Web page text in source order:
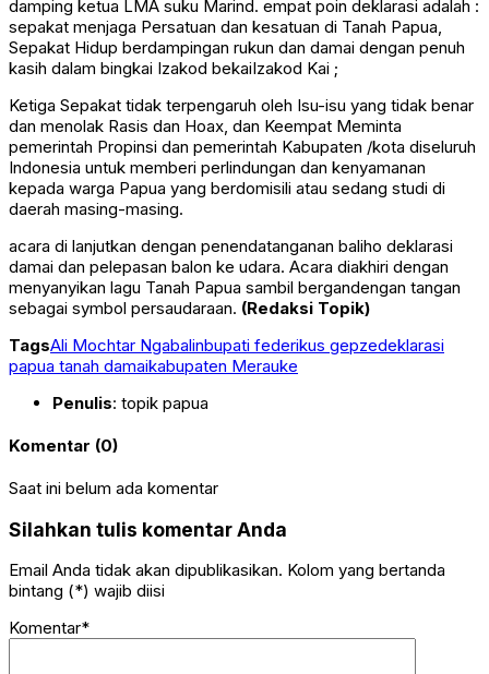
damping ketua LMA suku Marind. empat poin deklarasi adalah :
sepakat menjaga Persatuan dan kesatuan di Tanah Papua,
Sepakat Hidup berdampingan rukun dan damai dengan penuh
kasih dalam bingkai Izakod bekaiIzakod Kai ;
Ketiga Sepakat tidak terpengaruh oleh Isu-isu yang tidak benar
dan menolak Rasis dan Hoax, dan Keempat Meminta
pemerintah Propinsi dan pemerintah Kabupaten /kota diseluruh
Indonesia untuk memberi perlindungan dan kenyamanan
kepada warga Papua yang berdomisili atau sedang studi di
daerah masing-masing.
acara di lanjutkan dengan penendatanganan baliho deklarasi
damai dan pelepasan balon ke udara. Acara diakhiri dengan
menyanyikan lagu Tanah Papua sambil bergandengan tangan
sebagai symbol persaudaraan. (Redaksi Topik)
TagsAli Mochtar Ngabalinbupati federikus gepzedeklarasi
papua tanah damaikabupaten Merauke
Penulis: topik papua
Komentar (0)
Saat ini belum ada komentar
Silahkan tulis komentar Anda
Email Anda tidak akan dipublikasikan. Kolom yang bertanda
bintang (*) wajib diisi
Komentar*